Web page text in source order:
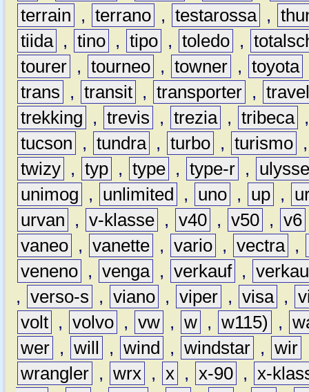
terrain
, terrano , testarossa ,
tiida , tino , tipo , toledo ,
tourer , tourneo , towner , toyota
trans
, transit , transporter ,
trekking
, trevis , trezia , tribeca
tucson
, tundra , turbo , turismo
twizy , typ , type , type-r ,
unimog
, unlimited , uno , up ,
urvan
, v-klasse , v40 , v50 , v6
vaneo , vanette , vario , vectra ,
veneno , venga , verkauf ,
, verso-s , viano , viper , visa ,
volt , volvo , vw , w , w115) ,
wer , will , wind , windstar , wir
wrangler , wrx , x , x-90 , x-